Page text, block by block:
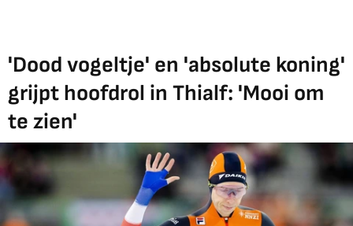
'Dood vogeltje' en 'absolute koning'
grijpt hoofdrol in Thialf: 'Mooi om
te zien'